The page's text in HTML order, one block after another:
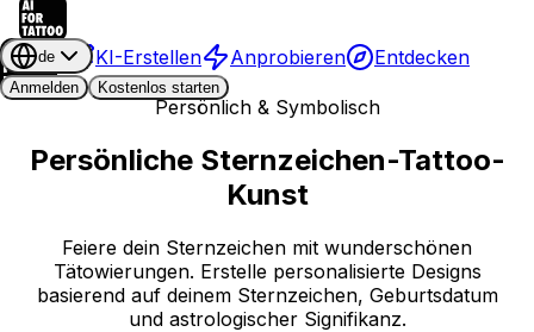
KI-Erstellen Anprobieren Entdecken
de
Anmelden
Kostenlos starten
Persönlich & Symbolisch
Persönliche Sternzeichen-Tattoo-
Kunst
Feiere dein Sternzeichen mit wunderschönen
Tätowierungen. Erstelle personalisierte Designs
basierend auf deinem Sternzeichen, Geburtsdatum
und astrologischer Signifikanz.